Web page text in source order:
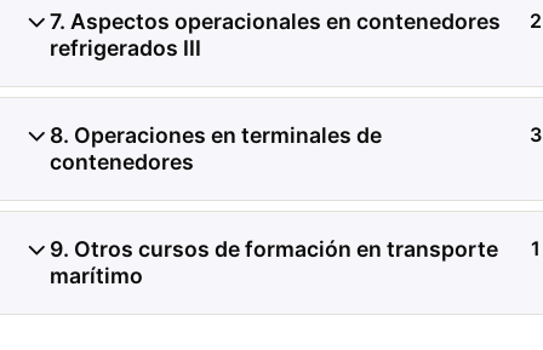
Investigación de daños a
de registros de
condición del producto,
transferencia de carga.
7. Aspectos operacionales en contenedores
refrigerados III
2
8. Operaciones en terminales de
contenedores
3
9. Otros cursos de formación en transporte
marítimo
1